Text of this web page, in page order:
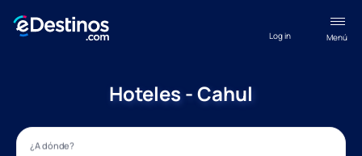
Menú
Log in
Hoteles - Cahul